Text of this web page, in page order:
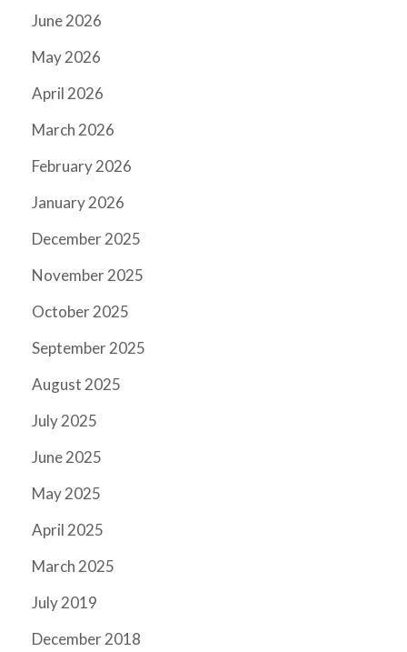
June 2026
May 2026
April 2026
March 2026
February 2026
January 2026
December 2025
November 2025
October 2025
September 2025
August 2025
July 2025
June 2025
May 2025
April 2025
March 2025
July 2019
December 2018